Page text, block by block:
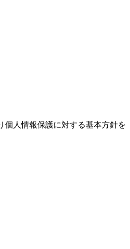
個人情報保護に対する基本方針を